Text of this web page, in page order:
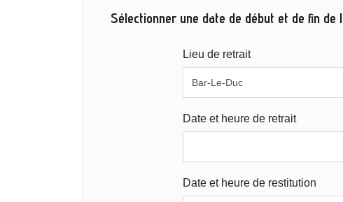
Sélectionner une date de début et de fin de
Lieu de retrait
Date et heure de retrait
Date et heure de restitution